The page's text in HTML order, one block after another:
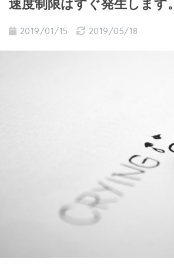
速度制限はすぐ発生します。
2019/01/15 2019/05/18